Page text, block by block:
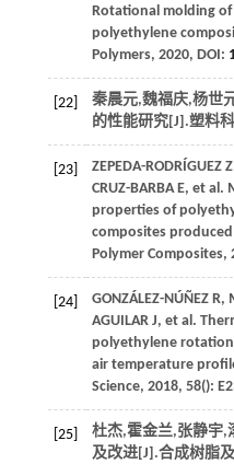
Rotational molding
polyethylene
Polymers, 2020, DOI:
[22]
秦晨元,魏福庆,杨世
的性能研究[J].塑料
[23] ZEPEDA-RODRÍGUEZ Z
CRUZ-BARBA E, et al.
properties of
composites
Polymer Composites,
[24] GONZÁLEZ-NÚÑEZ R,
AGUILAR J, et al.
polyethylene
air temperature
Science, 2018, 58():
[25]
杜杰,霍金兰,张静宇,
及改进[J].合成树脂